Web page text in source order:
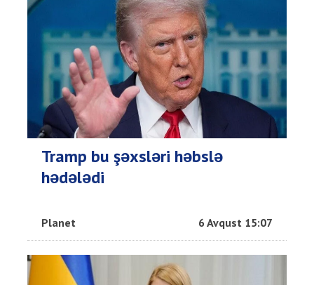
Tramp bu şəxsləri həbslə
hədələdi
Planet 6 Avqust 15:07